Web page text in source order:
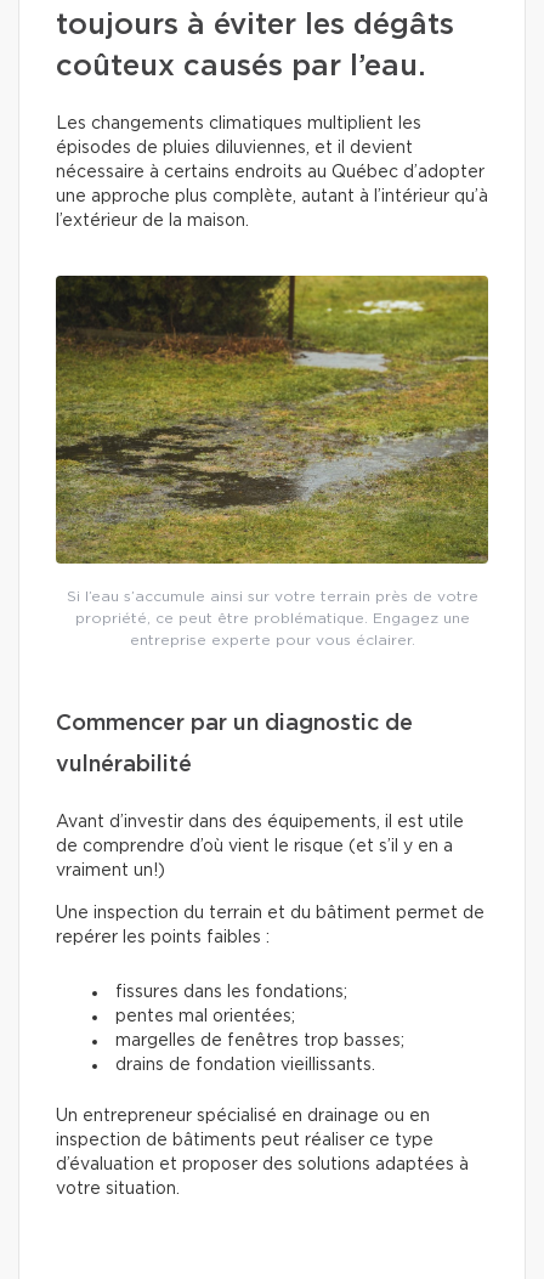
toujours à éviter les dégâts
coûteux causés par l’eau.
Les changements climatiques multiplient les
épisodes de pluies diluviennes, et il devient
nécessaire à certains endroits au Québec d’adopter
une approche plus complète, autant à l’intérieur qu’à
l’extérieur de la maison.
Si l’eau s’accumule ainsi sur votre terrain près de votre
propriété, ce peut être problématique. Engagez une
entreprise experte pour vous éclairer.
Commencer par un diagnostic de
vulnérabilité
Avant d’investir dans des équipements, il est utile
de comprendre d’où vient le risque (et s’il y en a
vraiment un!)
Une inspection du terrain et du bâtiment permet de
repérer les points faibles :
fissures dans les fondations;
pentes mal orientées;
margelles de fenêtres trop basses;
drains de fondation vieillissants.
Un entrepreneur spécialisé en drainage ou en
inspection de bâtiments peut réaliser ce type
d’évaluation et proposer des solutions adaptées à
votre situation.